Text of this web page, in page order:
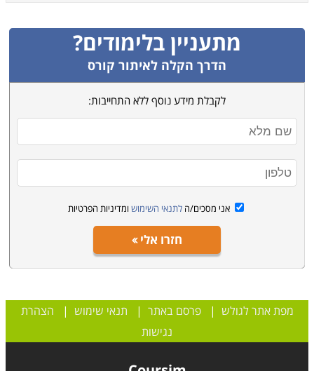
מתעניין בלימודים?
הדרך הקלה לאיתור קורס
לקבלת מידע נוסף ללא התחייבות:
אני מסכים/ה לתנאי השימוש ומדיניות הפרטיות
חזרו אלי
מפת אתר לגולש |פרסם באתר | תנאי שימוש | הצהרת
נגישות